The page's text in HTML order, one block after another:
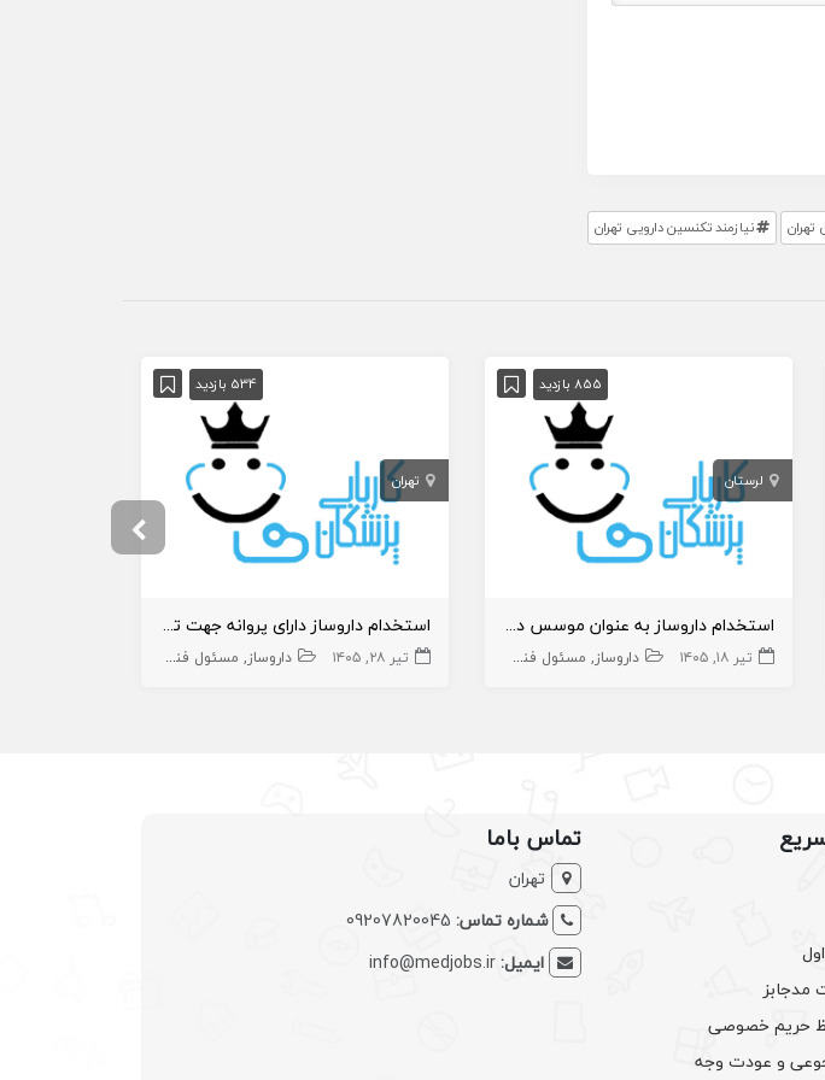
نیازمند تکنسین دارویی تهران
داروخانه و داروساز
855 بازدید
لرستان
استخدام داروساز به عنوان موسس داروخانه در خرم آباد
تیر ۱۸, ۱۴۰۵ داروساز مسئول فنی داروخانه داروخانه و داروساز
534 بازدید
تهران
استخدام داروساز دارای پروانه جهت تاسیس داروخانه
تیر ۲۸, ۱۴۰۵ داروساز مسئول فنی داروخانه
مدجابز
حریم خصوصی
و عودت وجه
تماس باما
تهران
شماره تماس: 09207820045
ایمیل:info@medjobs.ir